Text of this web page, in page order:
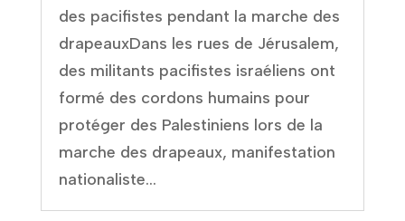
des pacifistes pendant la marche des
drapeauxDans les rues de Jérusalem,
des militants pacifistes israéliens ont
formé des cordons humains pour
protéger des Palestiniens lors de la
marche des drapeaux, manifestation
nationaliste...